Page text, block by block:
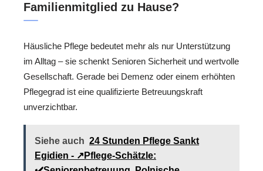
Familienmitglied zu Hause?
Häusliche Pflege bedeutet mehr als nur Unterstützung
im Alltag – sie schenkt Senioren Sicherheit und wertvolle
Gesellschaft. Gerade bei Demenz oder einem erhöhten
Pflegegrad ist eine qualifizierte Betreuungskraft
unverzichtbar.
Siehe auch 24 Stunden Pflege Sankt
Egidien - ↗️Pflege-Schätzle: